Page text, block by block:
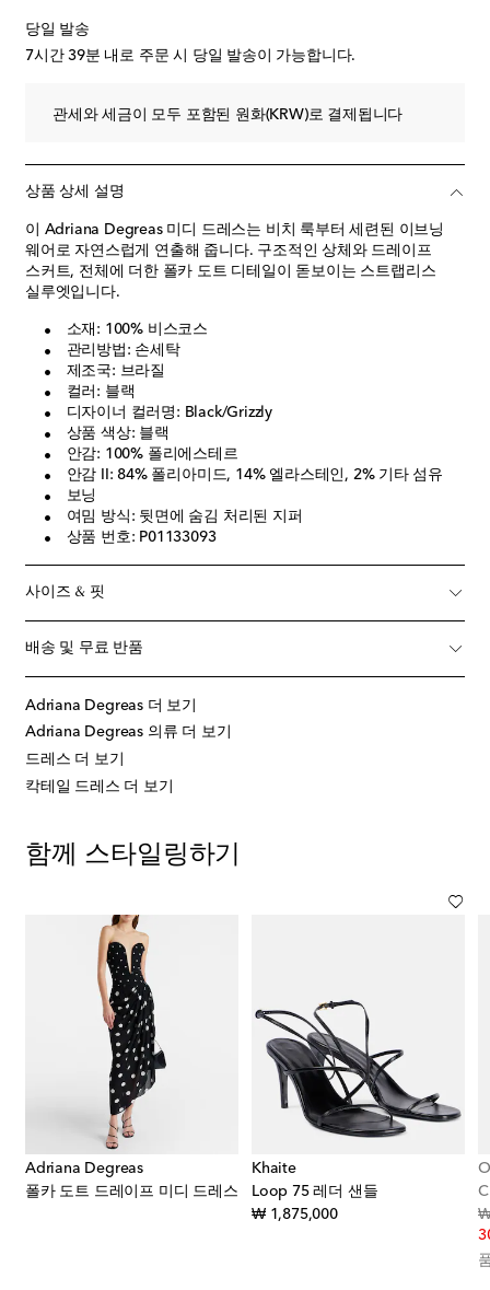
당일 발송
7시간 39분 내로 주문 시 당일 발송이 가능합니다.
관세와 세금이 모두 포함된 원화(KRW)로 결제됩니다
상품 상세 설명
이 Adriana Degreas 미디 드레스는 비치 룩부터 세련된 이브닝
웨어로 자연스럽게 연출해 줍니다. 구조적인 상체와 드레이프
스커트, 전체에 더한 폴카 도트 디테일이 돋보이는 스트랩리스
실루엣입니다.
소재: 100% 비스코스
관리방법: 손세탁
제조국: 브라질
컬러: 블랙
디자이너 컬러명: Black/Grizzly
상품 색상: 블랙
안감: 100% 폴리에스테르
안감 II: 84% 폴리아미드, 14% 엘라스테인, 2% 기타 섬유
보닝
여밈 방식: 뒷면에 숨김 처리된 지퍼
상품 번호: P01133093
사이즈 & 핏
배송 및 무료 반품
Adriana Degreas 더 보기
Adriana Degreas 의류 더 보기
드레스 더 보기
칵테일 드레스 더 보기
함께 스타일링하기
Adriana Degreas
폴카 도트 드레이프 미디 드레스
Khaite
Loop 75 레더 샌들
₩ 1,875,000original price
₩